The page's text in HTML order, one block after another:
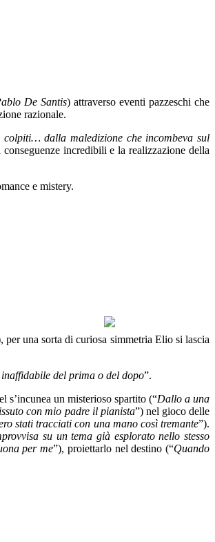
De Santis) attraverso eventi pazzeschi che
razionale.
dalla maledizione che incombeva sul
incredibili e la realizzazione della
e mistery.
una sorta di curiosa simmetria Elio si lascia
del prima o del dopo”.
s’incunea un misterioso spartito (“Dallo a una
con mio padre il pianista”) nel gioco delle
stati tracciati con una mano così tremante”).
su un tema già esplorato nello stesso
per me”), proiettarlo nel destino (“Quando